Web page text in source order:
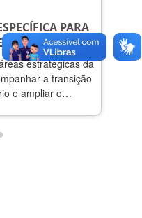
PARA
DA
NO ESPÍRITO
estratégicas da
a transição
e ampliar o